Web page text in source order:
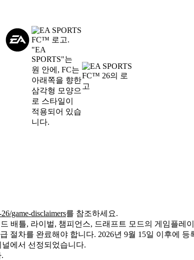
game-disclaimers를 참조하세요.
배틀, 라이벌, 챔피언스, 드래프트 모드의 게임플레
절차를 완료해야 합니다. 2026년 9월 15일 이후에
에서 선정되었습니다.